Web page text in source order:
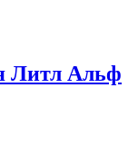
Литл Альф